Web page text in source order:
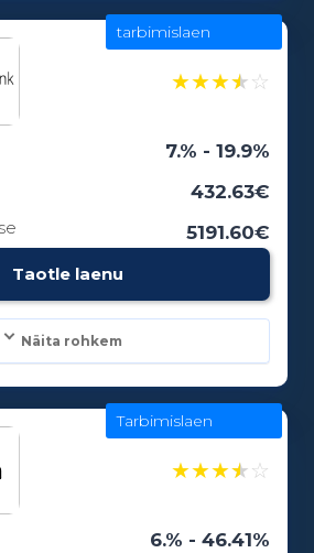
★★★★☆
7.% - 19.9%
432.63€
5191.60€
Taotle laenu
tarbimislaen
Näita rohkem
★★★★☆
6.% - 46.41%
Tarbimislaen